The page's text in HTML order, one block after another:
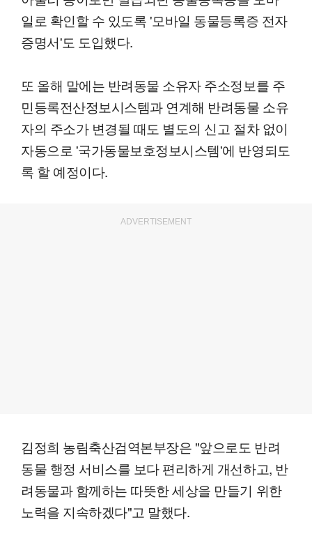
일로 확인할 수 있도록 '모바일 동물등록증 전자
증명서'도 도입했다.
또 올해 말에는 반려동물 소유자 주소정보를 주
민등록전산정보시스템과 연계해 반려동물 소유
자의 주소가 변경될 때도 별도의 신고 절차 없이
자동으로 '국가동물보호정보시스템'에 반영되도
록 할 예정이다.
ADVERTISEMENT
김정희 농림축산검역본부장은 "앞으로도 반려
동물 행정 서비스를 보다 편리하게 개선하고, 반
려동물과 함께하는 따뜻한 세상을 만들기 위한
노력을 지속하겠다"고 말했다.